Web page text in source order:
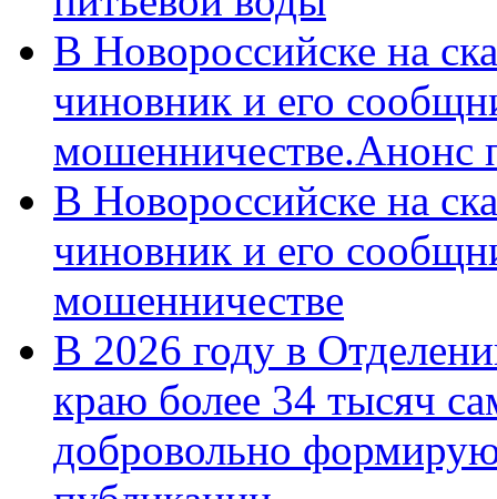
В Новороссийске на
чиновник и его
мошенничестве.Анонс
В Новороссийске на
чиновник и его
мошенничестве
В 2026 году в
краю более 34 тысяч
добровольно